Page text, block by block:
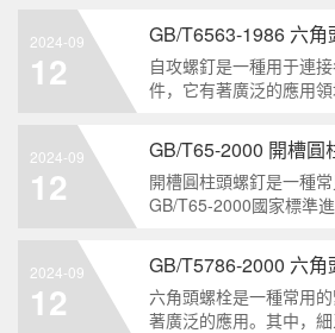
2024-09
12
GB/T6563-1986 六
自攻螺釘是一種用于連
件，它有著廣泛的應用
標準。本文將深度分析
及制造要求等相關知識
解。1. 六角頭自
2024-09
12
開槽圓柱頭螺釘是一種
GB/T65-2000國家標準
領域，幫助讀者更好地
么是GB/T65-2000 開槽
200
2024-09
12
六角頭螺栓是一種常用
著廣泛的應用。其中，